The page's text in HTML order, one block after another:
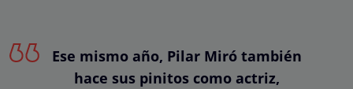
Ese mismo año, Pilar Miró también
hace sus pinitos como actriz,